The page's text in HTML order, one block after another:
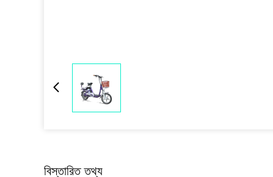
বিস্তারিত তথ্য